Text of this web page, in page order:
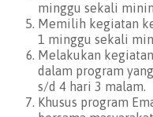
minggu sekali
Memilih kegiatan
1 minggu sekali
Melakukan
dalam program
s/d 4 hari 3 malam.
Khusus program